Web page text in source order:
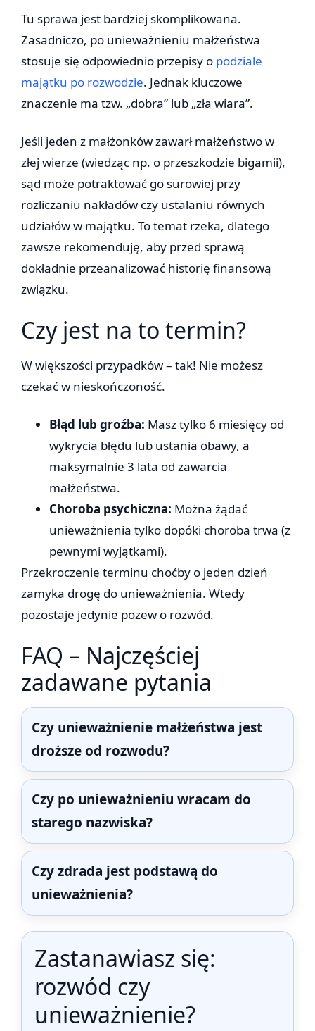
Tu sprawa jest bardziej skomplikowana.
Zasadniczo, po unieważnieniu małżeństwa
stosuje się odpowiednio przepisy o podziale
majątku po rozwodzie. Jednak kluczowe
znaczenie ma tzw. „dobra” lub „zła wiara”.
Jeśli jeden z małżonków zawarł małżeństwo w
złej wierze (wiedząc np. o przeszkodzie bigamii),
sąd może potraktować go surowiej przy
rozliczaniu nakładów czy ustalaniu równych
udziałów w majątku. To temat rzeka, dlatego
zawsze rekomenduję, aby przed sprawą
dokładnie przeanalizować historię finansową
związku.
Czy jest na to termin?
W większości przypadków – tak! Nie możesz
czekać w nieskończoność.
Błąd lub groźba: Masz tylko 6 miesięcy od
wykrycia błędu lub ustania obawy, a
maksymalnie 3 lata od zawarcia
małżeństwa.
Choroba psychiczna: Można żądać
unieważnienia tylko dopóki choroba trwa (z
pewnymi wyjątkami).
Przekroczenie terminu choćby o jeden dzień
zamyka drogę do unieważnienia. Wtedy
pozostaje jedynie pozew o rozwód.
FAQ – Najczęściej
zadawane pytania
Czy unieważnienie małżeństwa jest
droższe od rozwodu?
Czy po unieważnieniu wracam do
starego nazwiska?
Czy zdrada jest podstawą do
unieważnienia?
Zastanawiasz się:
rozwód czy
unieważnienie?